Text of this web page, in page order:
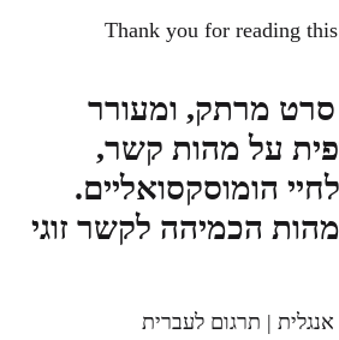
Thank you for reading
פיליון Pillion סרט מרתק, ומעורר
על מהות קשר,
הומוסקסואליים.
הכמיהה לקשר זוגי
אנגלית | תרגום לעברית